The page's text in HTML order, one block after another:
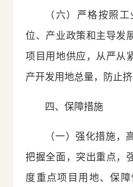
（六）严格按照
位、产业政策和主导发
项目用地供应，从严从
产开发用地总量，防止
四、保障措施
（一）强化措施，
把握全面，突出重点，
度重点项目用地、保